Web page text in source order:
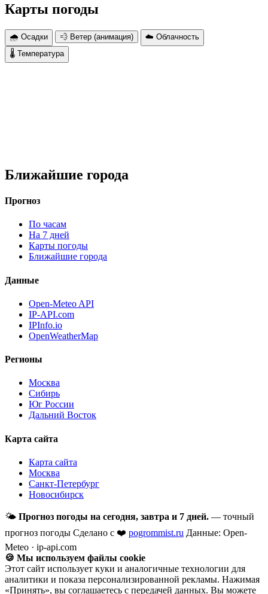
Карты погоды
🌧 Осадки 💨 Ветер (анимация)
☁️ Облачность
🌡 Температура
Ближайшие города
Прогноз
По часам
На 7 дней
Карты погоды
Ближайшие города
Данные
Open-Meteo API
IP-API.com
IPInfo.io
OpenWeatherMap
Регионы
Москва
Сибирь
Юг России
Дальний Восток
Карта сайта
Карта сайта
Москва
Санкт-Петербург
Новосибирск
🌤 Прогноз погоды на сегодня, завтра и 7 дней. — точный
прогноз погоды Сделано с ❤️ pogrommist.ru Данные: Open-
Meteo · ip-api.com
🍪 Мы используем файлы cookie
Этот сайт использует куки и аналогичные технологии для
аналитики и показа персонализированной рекламы. Нажимая
«Принять», вы соглашаетесь с передачей данных. Вы можете